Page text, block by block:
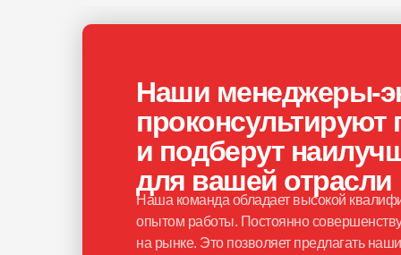
Наши менеджеры-
и подберут
для вашей отрасли
Наша команда обладает высокой
опытом работы. Постоянно
на рынке. Это позволяет предлагать